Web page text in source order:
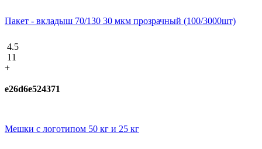
Пакет - вкладыш 70/130 30 мкм прозрачный (100/3000шт)
4.5
11
+
e26d6e524371
Мешки с логотипом 50 кг и 25 кг